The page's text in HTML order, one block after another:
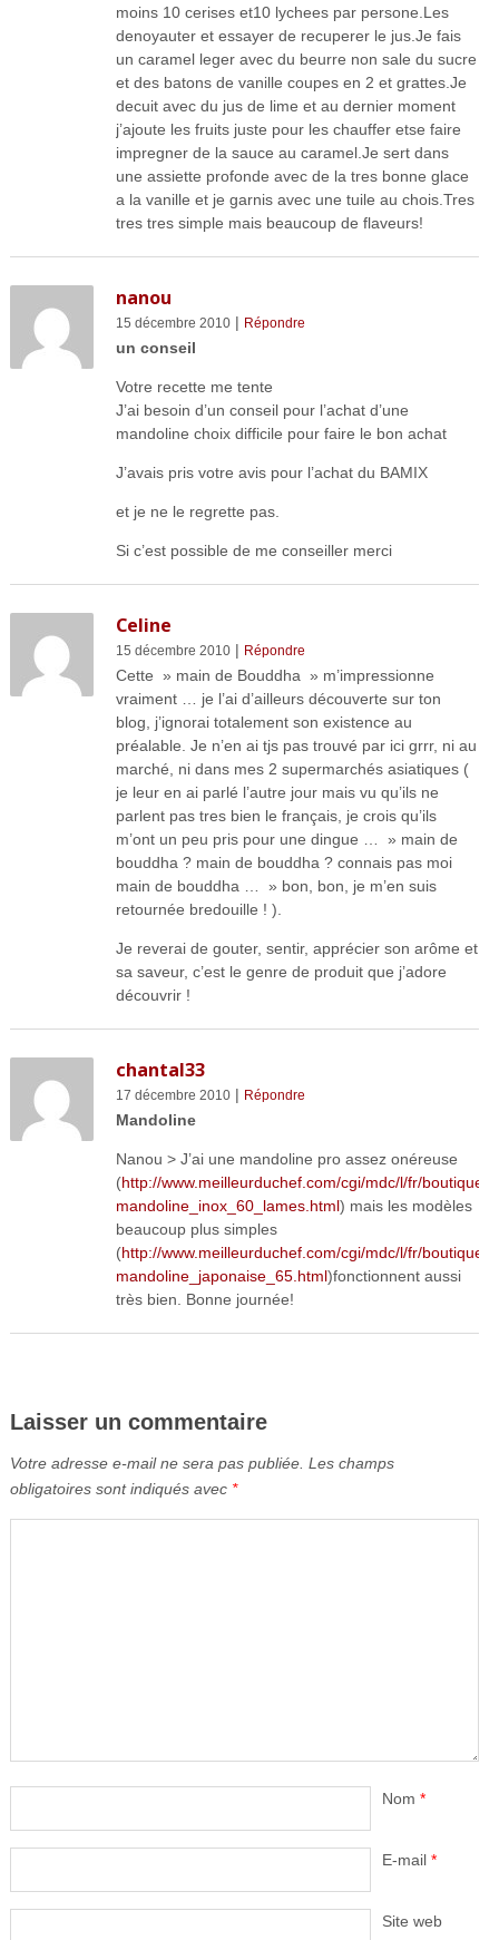
moins 10 cerises et10 lychees par persone.Les
denoyauter et essayer de recuperer le jus.Je fais
un caramel leger avec du beurre non sale du sucre
et des batons de vanille coupes en 2 et grattes.Je
decuit avec du jus de lime et au dernier moment
j’ajoute les fruits juste pour les chauffer etse faire
impregner de la sauce au caramel.Je sert dans
une assiette profonde avec de la tres bonne glace
a la vanille et je garnis avec une tuile au chois.Tres
tres tres simple mais beaucoup de flaveurs!
nanou
15 décembre 2010| Répondre
un conseil
Votre recette me tente
J’ai besoin d’un conseil pour l’achat d’une
mandoline choix difficile pour faire le bon achat
J’avais pris votre avis pour l’achat du BAMIX
et je ne le regrette pas.
Si c’est possible de me conseiller merci
Celine
15 décembre 2010| Répondre
Cette » main de Bouddha » m’impressionne
vraiment … je l’ai d’ailleurs découverte sur ton
blog, j’ignorai totalement son existence au
préalable. Je n’en ai tjs pas trouvé par ici grrr, ni au
marché, ni dans mes 2 supermarchés asiatiques (
je leur en ai parlé l’autre jour mais vu qu’ils ne
parlent pas tres bien le français, je crois qu’ils
m’ont un peu pris pour une dingue … » main de
bouddha ? main de bouddha ? connais pas moi
main de bouddha … » bon, bon, je m’en suis
retournée bredouille ! ).
Je reverai de gouter, sentir, apprécier son arôme et
sa saveur, c’est le genre de produit que j’adore
découvrir !
chantal33
17 décembre 2010| Répondre
Mandoline
Nanou > J’ai une mandoline pro assez onéreuse
(http://www.meilleurduchef.com/cgi/mdc/l/fr/boutique/
mandoline_inox_60_lames.html) mais les modèles
beaucoup plus simples
(http://www.meilleurduchef.com/cgi/mdc/l/fr/boutique/
mandoline_japonaise_65.html)fonctionnent aussi
très bien. Bonne journée!
Laisser un commentaire
Votre adresse e-mail ne sera pas publiée. Les champs
obligatoires sont indiqués avec *
Nom *
E-mail *
Site web